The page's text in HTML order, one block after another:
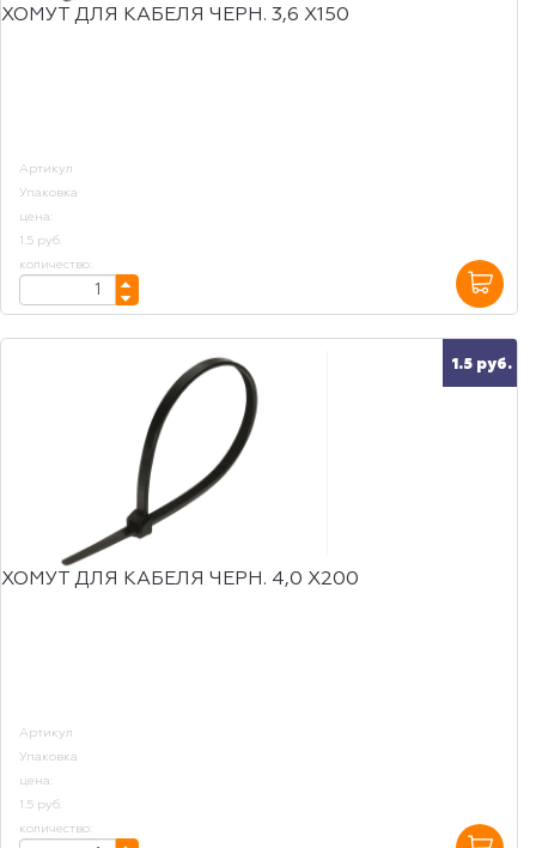
ХОМУТ ДЛЯ КАБЕЛЯ ЧЕРН. 3,6 Х150
Артикул
Упаковка
цена:
1.5 руб.
количество:
1.5 руб.
ХОМУТ ДЛЯ КАБЕЛЯ ЧЕРН. 4,0 Х200
Артикул
Упаковка
цена:
1.5 руб.
количество: